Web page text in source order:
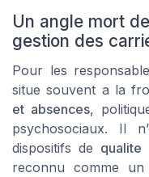
Un angle mort
gestion des
Pour les
situe souvent a la
et absences,
psychosociaux. Il
dispositifs de qualite
reconnu comme